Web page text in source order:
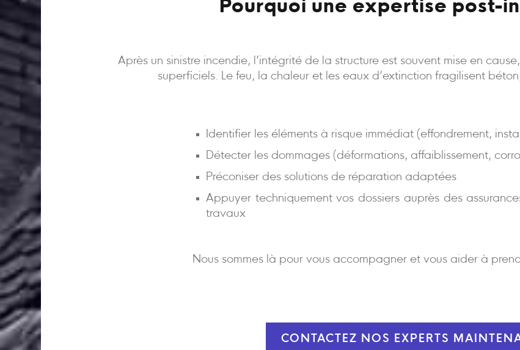
Pourquoi une expertise post-
Après un sinistre incendie, l’intégrité de la structure est souvent mise en
superficiels. Le feu, la chaleur et les eaux d’extinction fragilisent
Identifier les éléments à risque immédiat (effondrement,
Détecter les dommages (déformations, affaiblissement,
Préconiser des solutions de réparation adaptées
Appuyer techniquement vos dossiers auprès des
travaux
Nous sommes là pour vous accompagner et vous aider à
CONTACTEZ NOS EXPERTS